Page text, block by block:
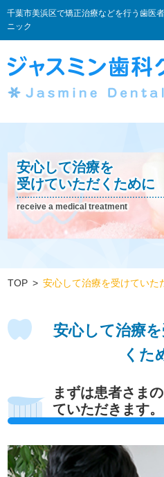
千葉市美浜区で矯正治療などを行う歯医
ニック
安心して治療を
受けていただくために
receive a medical treatment
TOP 安心して治療を受けていた
安心して治療
くた
まずは患者さま
ていただきます。